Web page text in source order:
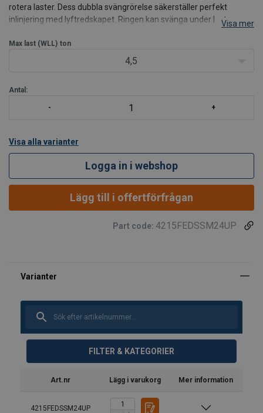
rotera laster. Dess dubbla svängrörelse säkerställer perfekt
inlinjering med lyftredskapet. Ringen kan svänga under last.
Kan användas
Visa mer
Max last (WLL) ton
4,5
Antal:
Visa alla varianter
Logga in i webshop
Lägg till i offertförfrågan
Part code: 4215FEDSSM24UP
FILTER & KATEGORIER
Art.nr Lägg i varukorg Mer information
4215FEDSSM24UP